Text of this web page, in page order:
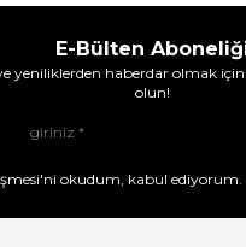
E-Bülten
yeniliklerden haberdar olmak
olun!
okudum, kabul ediyorum.